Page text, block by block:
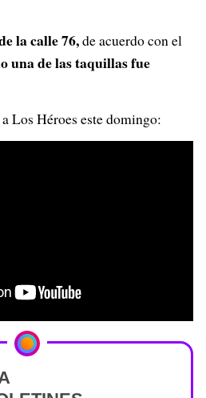
la calle 76,de acuerdo con el
una de las taquillas fue
Los Héroes este domingo: